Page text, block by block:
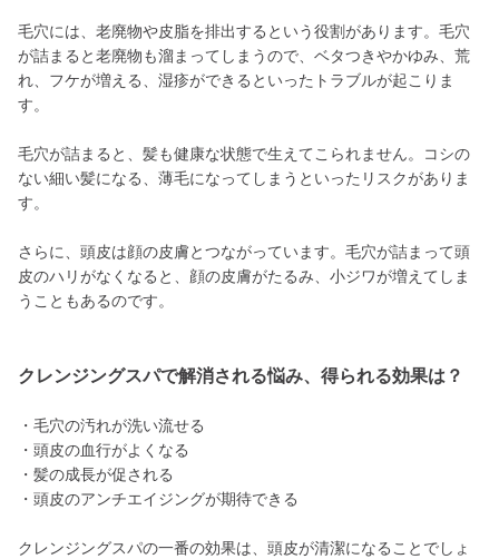
毛穴には、老廃物や皮脂を排出するという役割があります。毛穴
が詰まると老廃物も溜まってしまうので、ベタつきやかゆみ、荒
れ、フケが増える、湿疹ができるといったトラブルが起こりま
す。
毛穴が詰まると、髪も健康な状態で生えてこられません。コシの
ない細い髪になる、薄毛になってしまうといったリスクがありま
す。
さらに、頭皮は顔の皮膚とつながっています。毛穴が詰まって頭
皮のハリがなくなると、顔の皮膚がたるみ、小ジワが増えてしま
うこともあるのです。
クレンジングスパで解消される悩み、得られる効果は？
・毛穴の汚れが洗い流せる
・頭皮の血行がよくなる
・髪の成長が促される
・頭皮のアンチエイジングが期待できる
クレンジングスパの一番の効果は、頭皮が清潔になることでしょ